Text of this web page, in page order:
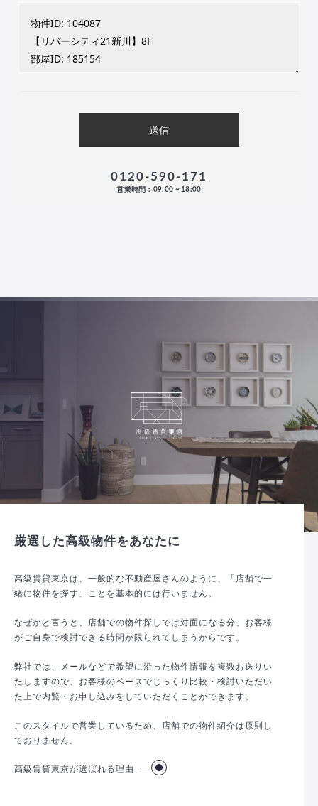
0120-590-171
営業時間：09:00 ~ 18:00
厳選した高級物件をあなたに
高級賃貸東京は、一般的な不動産屋さんのように、「店舗で一
緒に物件を探す」ことを基本的には行いません。
なぜかと言うと、店舗での物件探しでは対面になる分、お客様
がご自身で検討できる時間が限られてしまうからです。
弊社では、メールなどで希望に沿った物件情報を複数お送りい
たしますので、お客様のペースでじっくり比較・検討いただい
た上で内覧・お申し込みをしていただくことができます。
このスタイルで営業しているため、店舗での物件紹介は原則し
ておりません。
高級賃貸東京が選ばれる理由